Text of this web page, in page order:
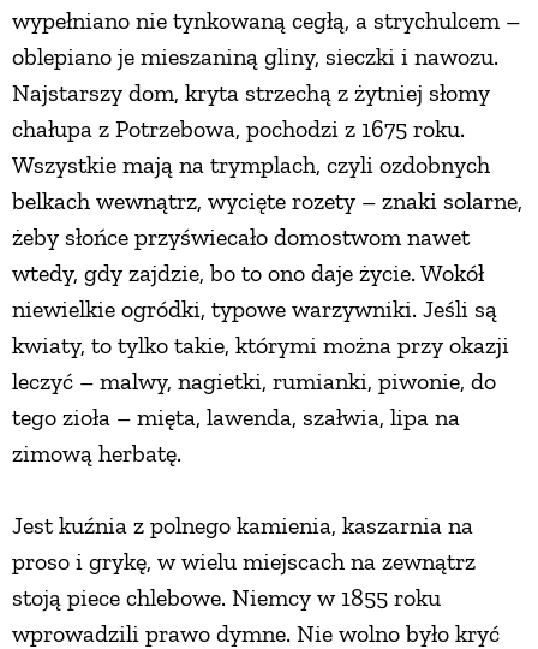
wypełniano nie tynkowaną cegłą, a strychulcem –
oblepiano je mieszaniną gliny, sieczki i nawozu.
Najstarszy dom, kryta strzechą z żytniej słomy
chałupa z Potrzebowa, pochodzi z 1675 roku.
Wszystkie mają na trymplach, czyli ozdobnych
belkach wewnątrz, wycięte rozety – znaki solarne,
żeby słońce przyświecało domostwom nawet
wtedy, gdy zajdzie, bo to ono daje życie. Wokół
niewielkie ogródki, typowe warzywniki. Jeśli są
kwiaty, to tylko takie, którymi można przy okazji
leczyć – malwy, nagietki, rumianki, piwonie, do
tego zioła – mięta, lawenda, szałwia, lipa na
zimową herbatę.
Jest kuźnia z polnego kamienia, kaszarnia na
proso i grykę, w wielu miejscach na zewnątrz
stoją piece chlebowe. Niemcy w 1855 roku
wprowadzili prawo dymne. Nie wolno było kryć